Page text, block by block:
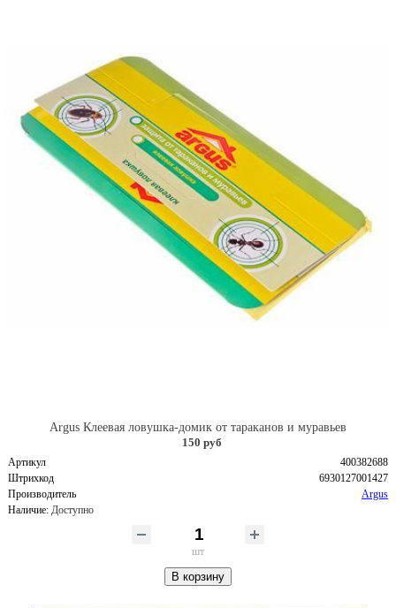
Argus Клеевая ловушка-домик от тараканов и муравьев
150 руб
Артикул
400382688
Штрихкод
6930127001427
Производитель
Argus
Наличие: Доступно
шт
В корзину